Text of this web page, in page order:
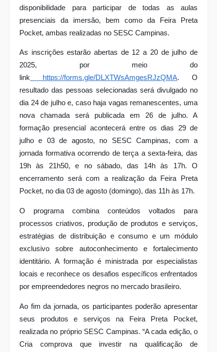
disponibilidade para participar de todas as aulas
presenciais da imersão, bem como da Feira Preta
Pocket, ambas realizadas no SESC Campinas.
As inscrições estarão abertas de 12 a 20 de julho de
2025, por meio do
link
https://forms.gle/DLXTWsAmgesRJzQMA. O
resultado das pessoas selecionadas será divulgado no
dia 24 de julho e, caso haja vagas remanescentes, uma
nova chamada será publicada em 26 de julho. A
formação presencial acontecerá entre os dias 29 de
julho e 03 de agosto, no SESC Campinas, com a
jornada formativa ocorrendo de terça a sexta-feira, das
19h às 21h50, e no sábado, das 14h às 17h. O
encerramento será com a realização da Feira Preta
Pocket, no dia 03 de agosto (domingo), das 11h às 17h.
O programa combina conteúdos voltados para
processos criativos, produção de produtos e serviços,
estratégias de distribuição e consumo e um módulo
exclusivo sobre autoconhecimento e fortalecimento
identitário. A formação é ministrada por especialistas
locais e reconhece os desafios específicos enfrentados
por empreendedores negros no mercado brasileiro.
Ao fim da jornada, os participantes poderão apresentar
seus produtos e serviços na Feira Preta Pocket,
realizada no próprio SESC Campinas. “A cada edição, o
Cria comprova que investir na qualificação de